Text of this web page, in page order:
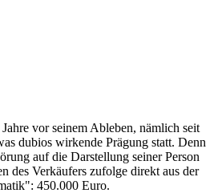
vor seinem Ableben, nämlich seit
dubios wirkende Prägung statt. Denn
auf die Darstellung seiner Person
des Verkäufers zufolge direkt aus der
450.000 Euro.